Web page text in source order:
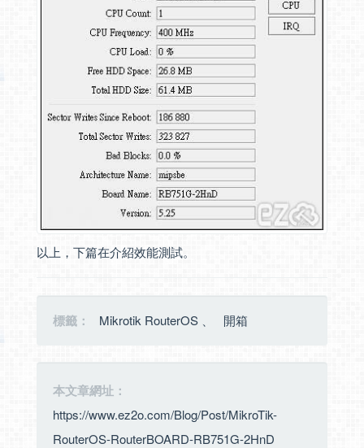
以上，下篇在介紹效能測試。
標籤： Mikrotik RouterOS 開箱
本文章網址：
https://www.ez2o.com/Blog/Post/MikroTik-
RouterOS-RouterBOARD-RB751G-2HnD